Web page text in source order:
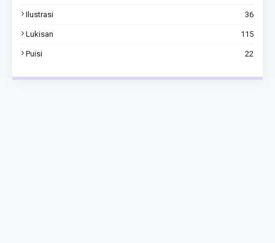
Ilustrasi 36
Lukisan 115
Puisi 22